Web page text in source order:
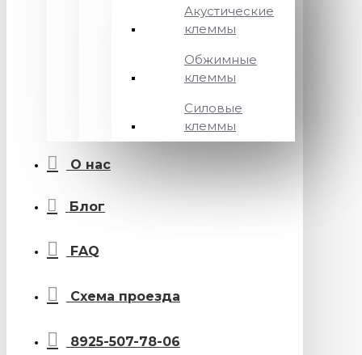
Акустические
клеммы
Обжимные
клеммы
Силовые
клеммы
О нас
Блог
FAQ
Схема проезда
8925-507-78-06